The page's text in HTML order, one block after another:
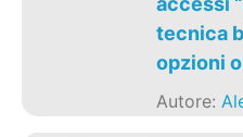
tecnica
opzioni
Autore: